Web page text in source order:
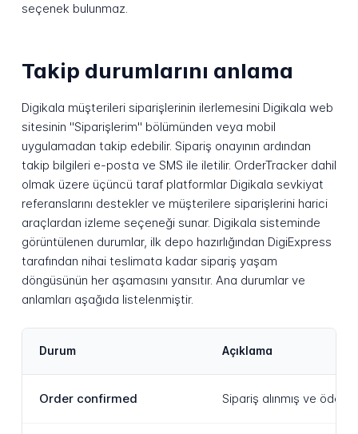
seçenek bulunmaz.
Takip durumlarını anlama
Digikala müşterileri siparişlerinin ilerlemesini Digikala web
sitesinin "Siparişlerim" bölümünden veya mobil
uygulamadan takip edebilir. Sipariş onayının ardından
takip bilgileri e-posta ve SMS ile iletilir. OrderTracker dahil
olmak üzere üçüncü taraf platformlar Digikala sevkiyat
referanslarını destekler ve müşterilere siparişlerini harici
araçlardan izleme seçeneği sunar. Digikala sisteminde
görüntülenen durumlar, ilk depo hazırlığından DigiExpress
tarafından nihai teslimata kadar sipariş yaşam
döngüsünün her aşamasını yansıtır. Ana durumlar ve
anlamları aşağıda listelenmiştir.
Durum Açıklama
Order confirmed Sipariş alınmış ve